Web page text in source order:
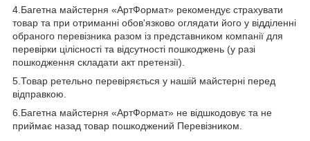
4.Багетна майстерня «АртФормат» рекомендує страхувати
товар та при отриманні обов'язково оглядати його у відділенні
обраного перевізника разом із представником компанії для
перевірки цілісності та відсутності пошкоджень (у разі
пошкодження складати акт претензії).
5.Товар ретельно перевіряється у нашій майстерні перед
відправкою.
6.Багетна майстерня «АртФормат» не відшкодовує та не
приймає назад товар пошкоджений Перевізником.